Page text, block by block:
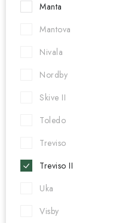
Manta
Mantova
Nivala
Nordby
Skive II
Toledo
Treviso
Treviso II
Uka
Visby